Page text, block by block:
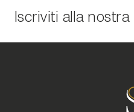
Iscriviti alla nostra